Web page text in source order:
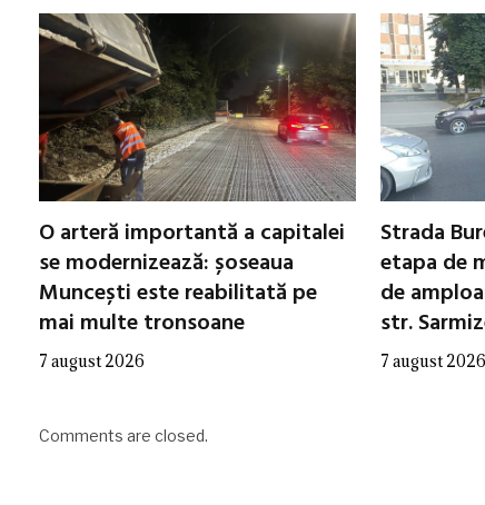
O arteră importantă a capitalei
se modernizează: șoseaua
Muncești este reabilitată pe
mai multe tronsoane
7 august 2026
Strada
etapa de
de
str.
7 august 2026
Comments are closed.